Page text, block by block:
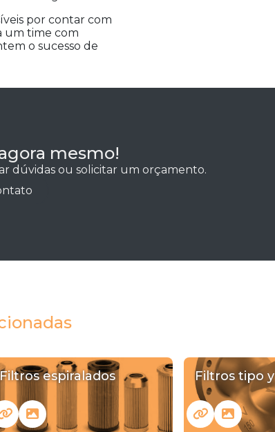
por contar com
um time com
o sucesso de
mesmo!
dúvidas ou solicitar um orçamento.
Filtros espiralados Filtros tipo y